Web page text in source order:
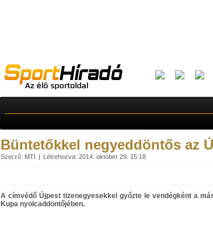
Büntetőkkel negyeddöntős az
Szerző: MTI Létrehozva: 2014. október 29. 15:18
A címvédő Újpest tizenegyesekkel győzte le vendégként a
Kupa nyolcaddöntőjében.